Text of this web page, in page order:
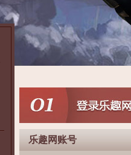
乐趣网账号